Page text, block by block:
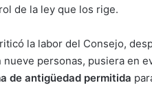
de la ley que los rige.
la labor del Consejo,
personas, pusiera en
de antigüedad permitida